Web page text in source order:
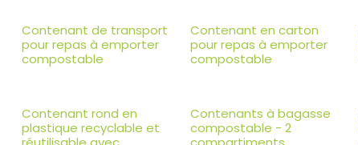
Contenant de transport
pour repas à emporter
compostable
Contenant en carton
pour repas à emporter
compostable
Contenant rond en
plastique recyclable et
Contenants à bagasse
compostable - 2